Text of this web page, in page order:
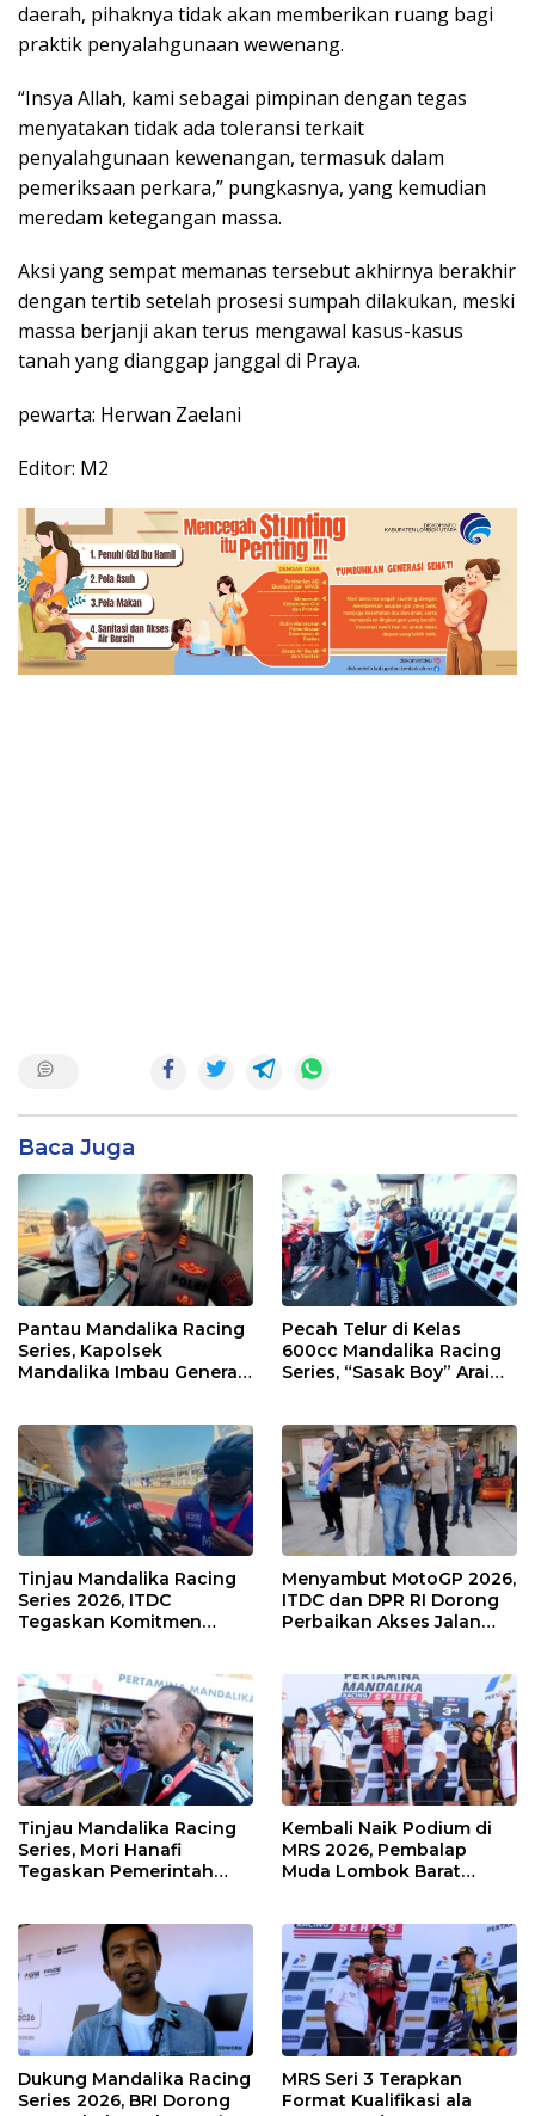
daerah, pihaknya tidak akan memberikan ruang bagi
praktik penyalahgunaan wewenang.
“Insya Allah, kami sebagai pimpinan dengan tegas
menyatakan tidak ada toleransi terkait
penyalahgunaan kewenangan, termasuk dalam
pemeriksaan perkara,” pungkasnya, yang kemudian
meredam ketegangan massa.
Aksi yang sempat memanas tersebut akhirnya berakhir
dengan tertib setelah prosesi sumpah dilakukan, meski
massa berjanji akan terus mengawal kasus-kasus
tanah yang dianggap janggal di Praya.
pewarta: Herwan Zaelani
Editor: M2
Baca Juga
Pantau Mandalika Racing
Series, Kapolsek
Mandalika Imbau Generasi
Pecah Telur di Kelas
600cc Mandalika Racing
Series, “Sasak Boy” Arai
Tinjau Mandalika Racing
Series 2026, ITDC
Tegaskan Komitmen
Kawasan
Menyambut MotoGP 2026,
ITDC dan DPR RI Dorong
Perbaikan Akses Jalan
Tinjau Mandalika Racing
Series, Mori Hanafi
Tegaskan Pemerintah
Kembali Naik Podium di
MRS 2026, Pembalap
Muda Lombok Barat
Dukung Mandalika Racing
Series 2026, BRI Dorong
MRS Seri 3 Terapkan
Format Kualifikasi ala